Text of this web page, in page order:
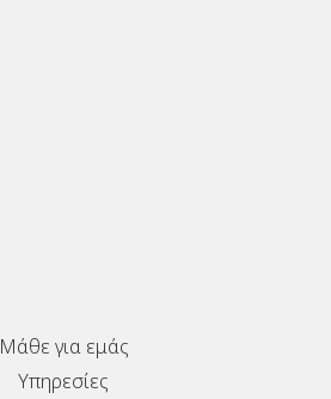
Μάθε για εμάς
Υπηρεσίες